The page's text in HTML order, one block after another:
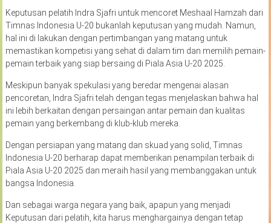
Keputusan pelatih Indra Sjafri untuk mencoret Meshaal Hamzah dari
Timnas Indonesia U-20 bukanlah keputusan yang mudah. Namun,
hal ini di lakukan dengan pertimbangan yang matang untuk
memastikan kompetisi yang sehat di dalam tim dan memilih pemain-
pemain terbaik yang siap bersaing di Piala Asia U-20 2025.
Meskipun banyak spekulasi yang beredar mengenai alasan
pencoretan, Indra Sjafri telah dengan tegas menjelaskan bahwa hal
ini lebih berkaitan dengan persaingan antar pemain dan kualitas
pemain yang berkembang di klub-klub mereka.
Dengan persiapan yang matang dan skuad yang solid, Timnas
Indonesia U-20 berharap dapat memberikan penampilan terbaik di
Piala Asia U-20 2025 dan meraih hasil yang membanggakan untuk
bangsa Indonesia.
Dan sebagai warga negara yang baik, apapun yang menjadi
Keputusan dari pelatih, kita harus menghargainya dengan tetap